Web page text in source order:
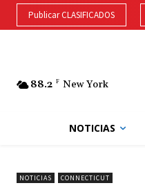
Publicar CLASIFICADOS
88.2 F New York
NOTICIAS
NOTICIAS CONNECTICUT